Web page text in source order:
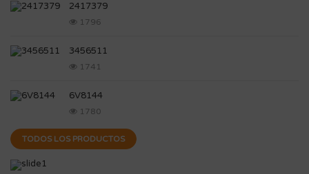
2417379
1796
3456511
1741
6V8144
1780
TODOS LOS PRODUCTOS